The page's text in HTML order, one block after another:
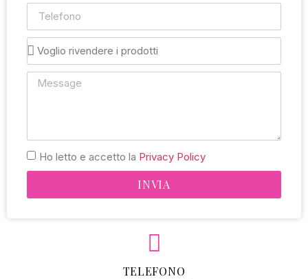
Ho letto e accetto la Privacy Policy
INVIA
TELEFONO